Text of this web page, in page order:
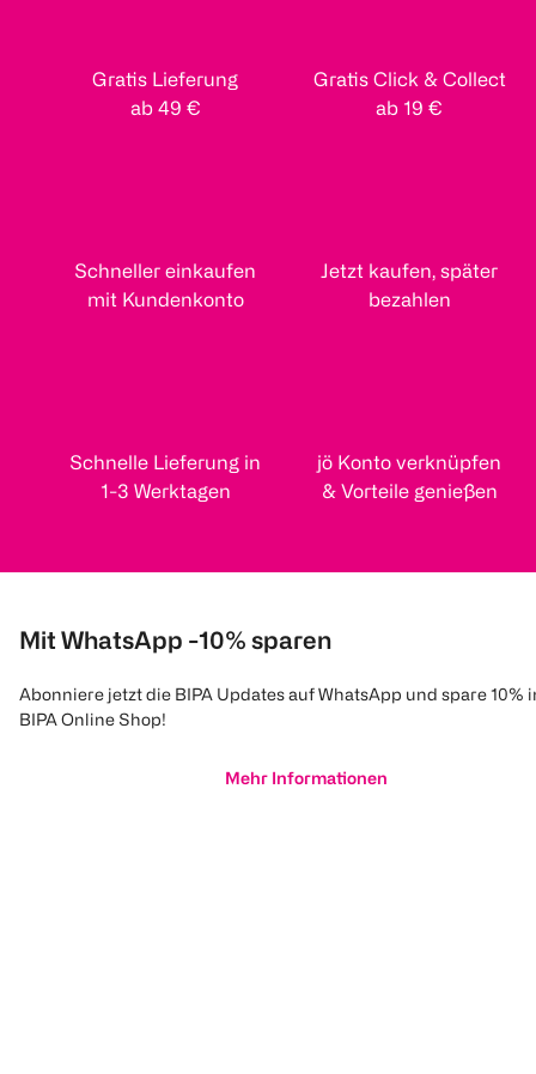
Gratis Lieferung
ab 49 €
Gratis Click & Collect
ab 19 €
Schneller einkaufen
mit Kundenkonto
Jetzt kaufen, später
bezahlen
Schnelle Lieferung in
1-3 Werktagen
jö Konto verknüpfen
& Vorteile genießen
Mit WhatsApp -10% sparen
Abonniere jetzt die BIPA Updates auf WhatsApp und spare 10%
BIPA Online Shop!
Mehr Informationen